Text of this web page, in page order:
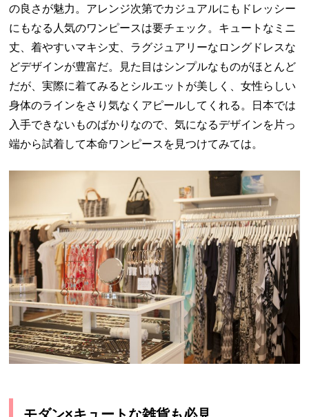
の良さが魅力。アレンジ次第でカジュアルにもドレッシー
にもなる人気のワンピースは要チェック。キュートなミニ
丈、着やすいマキシ丈、ラグジュアリーなロングドレスな
どデザインが豊富だ。見た目はシンプルなものがほとんど
だが、実際に着てみるとシルエットが美しく、女性らしい
身体のラインをさり気なくアピールしてくれる。日本では
入手できないものばかりなので、気になるデザインを片っ
端から試着して本命ワンピースを見つけてみては。